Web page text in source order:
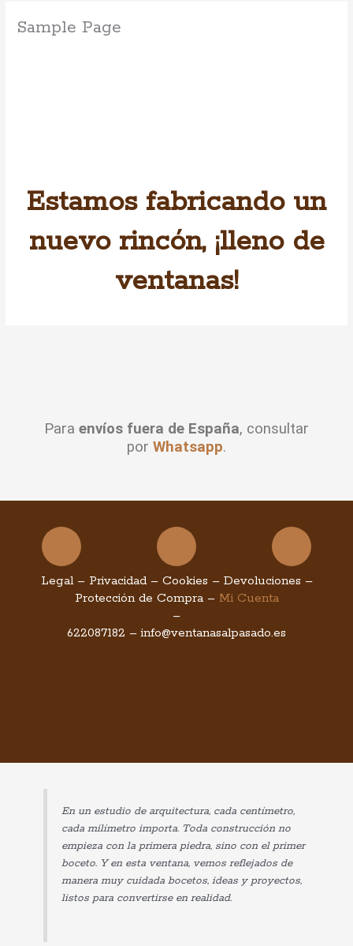
Sample Page
Estamos fabricando un
nuevo rincón, ¡lleno de
ventanas!
Para envíos fuera de España, consultar
por Whatsapp.
FacebookInstagram
Legal– Privacidad– Cookies – Devoluciones –
Protección de Compra– Mi Cuenta
–
622087182 –info@ventanasalpasado.es
En un estudio de arquitectura, cada centímetro,
cada milímetro importa. Toda construcción no
empieza con la primera piedra, sino con el primer
boceto. Y en esta ventana, vemos reflejados de
manera muy cuidada bocetos, ideas y proyectos,
listos para convertirse en realidad.